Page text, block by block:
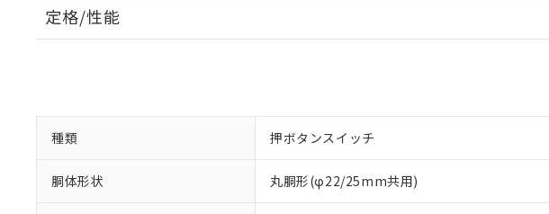
定格/性能
種類 押ボタンスイッチ
胴体形状 丸胴形(φ22/25mm共用)